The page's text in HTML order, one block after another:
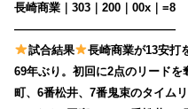
長崎商業｜303｜200｜00x｜=8
——————————————
試合結果
長崎商業が13安打
69年ぶり。初回に2点のリード
町、6番松井、7番鬼束のタイム